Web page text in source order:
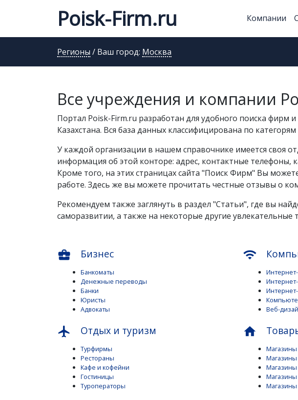
Poisk-Firm.ru Компании
Регионы / Ваш город: Москва
Все учреждения и компании
Портал Poisk-Firm.ru разработан для удобного поиска фирм
Казахстана. Вся база данных классифицирована по
У каждой организации в нашем справочнике имеется своя
информация об этой конторе: адрес, контактные телефоны,
Кроме того, на этих страницах сайта "Поиск Фирм" Вы
работе. Здесь же вы можете прочитать честные отзывы о
Рекомендуем также заглянуть в раздел "Статьи", где вы
саморазвитии, а также на некоторые другие увлекательные
business_center Бизнес
Банкоматы
Денежные переводы
Банки
Юристы
Адвокаты
wifi
Веб-
flight Отдых и туризм
Турфирмы
Рестораны
Кафе и кофейни
Гостиницы
Туроператоры
home
Магазины
Магазины
Магазины